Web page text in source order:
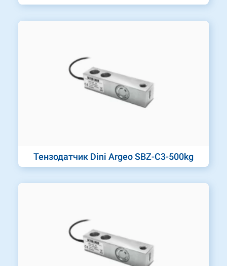
Тензодатчик Dini Argeo SBZ-C3-500kg